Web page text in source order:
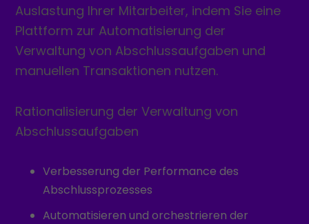
Auslastung Ihrer Mitarbeiter, indem Sie eine
Plattform zur Automatisierung der
Verwaltung von Abschlussaufgaben und
manuellen Transaktionen nutzen.
Rationalisierung der Verwaltung von
Abschlussaufgaben
Verbesserung der Performance des
Abschlussprozesses
Automatisieren und orchestrieren der